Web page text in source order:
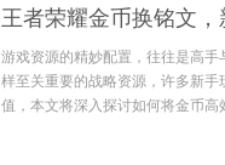
王者荣耀金币换铭文
游戏资源的精妙配置，往往是高
样至关重要的战略资源，许多新
值，本文将深入探讨如何将金币高